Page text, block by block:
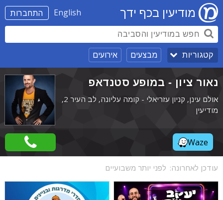
התחברות English מודיעין בכף ידך
קטגוריות מבצעים אירועים
נאור ציון - במופע סטנדאפ
אולם עינן, קניון עזריאלי - קומה עליונה, לב העיר 2,
מודיעין
Waze
עודכן לאחרונה: לפני יותר משבועיים